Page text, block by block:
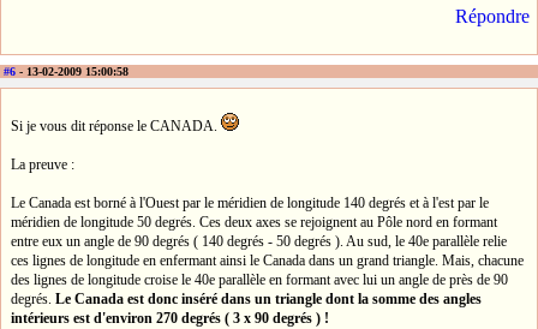
Répondre
#6 - 13-02-2009 15:00:58
Si je vous dit réponse le CANADA.
La preuve :
Le Canada est borné à l'Ouest par le méridien de longitude 140 degrés et à l'est par le
méridien de longitude 50 degrés. Ces deux axes se rejoignent au Pôle nord en formant
entre eux un angle de 90 degrés ( 140 degrés - 50 degrés ). Au sud, le 40e parallèle relie
ces lignes de longitude en enfermant ainsi le Canada dans un grand triangle. Mais, chacune
des lignes de longitude croise le 40e parallèle en formant avec lui un angle de près de 90
degrés. Le Canada est donc inséré dans un triangle dont la somme des angles
intérieurs est d'environ 270 degrés ( 3 x 90 degrés ) !